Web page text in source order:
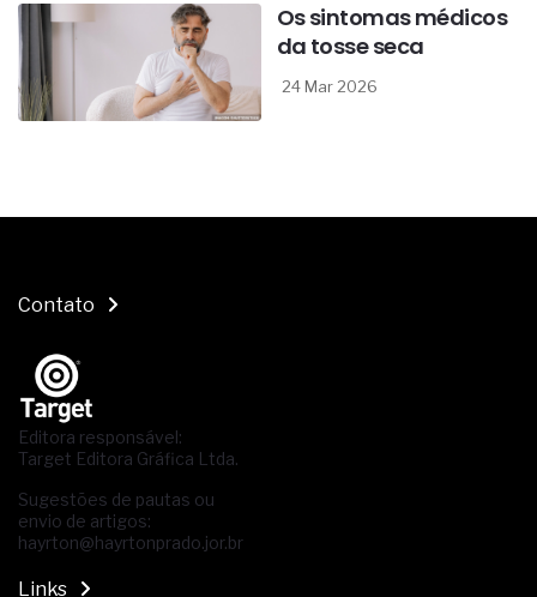
Os sintomas médicos
da tosse seca
24 Mar 2026
Contato
Editora responsável:
Target Editora Gráfica Ltda.
Sugestões de pautas ou
envio de artigos:
hayrton@hayrtonprado.jor.br
Links